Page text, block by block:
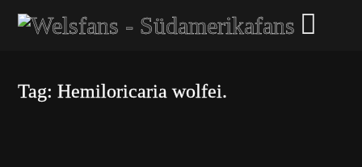
Tag: Hemiloricaria wolfei.